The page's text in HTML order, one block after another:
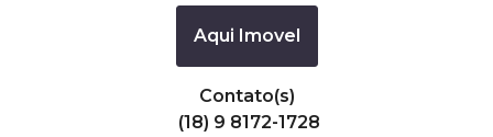
Aqui Imovel
Contato(s)
(18) 9 8172-1728